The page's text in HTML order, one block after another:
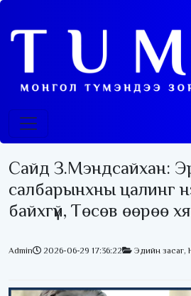
Сайд З.Мэндсайхан:
салбарынхны цалинг
байхгүй, Төсөв өөрөө
Admin 2026-06-29 17:36:22 Эдийн засаг,